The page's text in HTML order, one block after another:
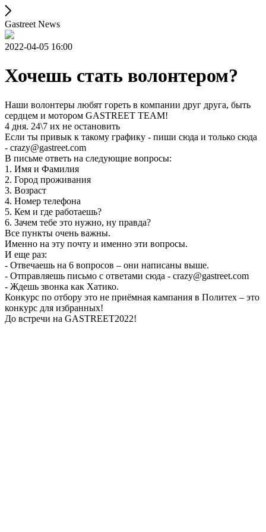
Gastreet News
2022-04-05 16:00
Хочешь стать волонтером?
Наши волонтеры любят гореть в компании друг друга, быть
сердцем и мотором GASTREET TEAM!
4 дня. 24\7 их не остановить
Если ты привык к такому графику - пиши сюда и только сюда
- crazy@gastreet.com
В письме ответь на следующие вопросы:
1. Имя и Фамилия
2. Город проживания
3. Возраст
4. Номер телефона
5. Кем и где работаешь?
6. Зачем тебе это нужно, ну правда?
Все пункты очень важны.
Именно на эту почту и именно эти вопросы.
И еще раз:
- Отвечаешь на 6 вопросов – они написаны выше.
- Отправляешь письмо с ответами сюда - crazy@gastreet.com
- Ждешь звонка как Хатико.
Конкурс по отбору это не приёмная кампания в Политех – это
конкурс для избранных!
До встречи на GASTREET2022!